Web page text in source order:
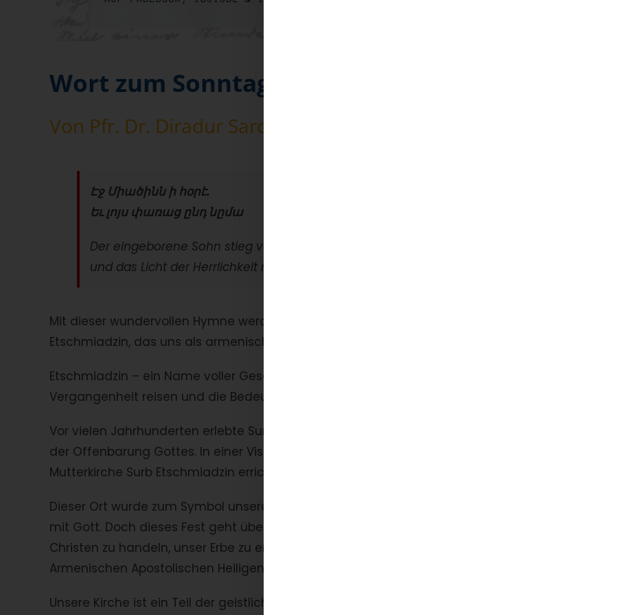
Wort zum Sonntag
Von Pfr. Dr. Diradur Sardaryan
Էջ Միածինն ի հօրէ.
Եւ լոյս փառաց ընդ նըմա
Der eingeborene Sohn stieg vom Vater herab
und das Licht der Herrlichkeit mit ihm
Mit dieser wundervollen Hymne werden wir morgen das Fest unserer Mutterkirche Surb
Etschmiadzin, das uns als armenische Christen besonders am Herzen liegt, feiern.
Etschmiadzin – ein Name voller Geschichte, Glaube und Hoffnung. Lassen Sie uns in die
Vergangenheit reisen und die Bedeutung dieses Festes in unserer heutigen Zeit entdecken.
Vor vielen Jahrhunderten erlebte Surb Grigor Lusavoritsch (Hl. Gregor der Erleuchter) das Wunder
der Offenbarung Gottes. In einer Vision zeigte ihm Jesus Christus den Ort, an dem die heilige
Mutterkirche Surb Etschmiadzin errichtet werden sollte.
Dieser Ort wurde zum Symbol unserer armenischen Identität, Gemeinschaft und Verbundenheit
mit Gott. Doch dieses Fest geht über die reine Geschichte hinaus. Es ruft uns auf, als armenische
Christen zu handeln, unser Erbe zu erkennen und in voller Verantwortung aktive Mitglieder der
Armenischen Apostolischen Heiligen Orthodoxen Kirche zu sein.
Unsere Kirche ist ein Teil der geistlichen Herde Jesu Christi (Siehe